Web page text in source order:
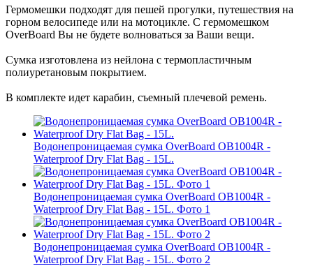
Гермомешки подходят для пешей прогулки, путешествия на
горном велосипеде или на мотоцикле. С гермомешком
OverBoard Вы не будете волноваться за Ваши вещи.
Сумка изготовлена из нейлона с термопластичным
полиуретановым покрытием.
В комплекте идет карабин, съемный плечевой ремень.
Водонепроницаемая сумка OverBoard OB1004R -
Waterproof Dry Flat Bag - 15L.
Водонепроницаемая сумка OverBoard OB1004R -
Waterproof Dry Flat Bag - 15L. Фото 1
Водонепроницаемая сумка OverBoard OB1004R -
Waterproof Dry Flat Bag - 15L. Фото 2